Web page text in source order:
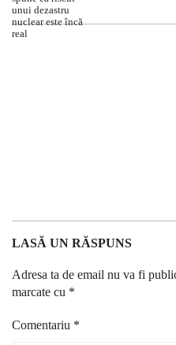
LASĂ UN RĂSPUNS
Adresa ta de email nu va fi
marcate cu *
Comentariu *